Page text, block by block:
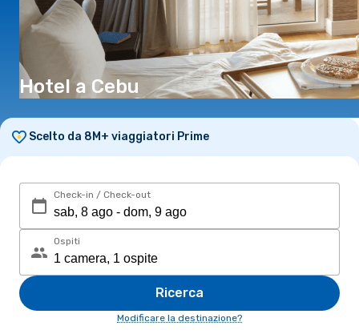
Hotel a Cebu
Scelto da 8M+ viaggiatori Prime
Check-in / Check-out
Ospiti
Ricerca
Modificare la destinazione?